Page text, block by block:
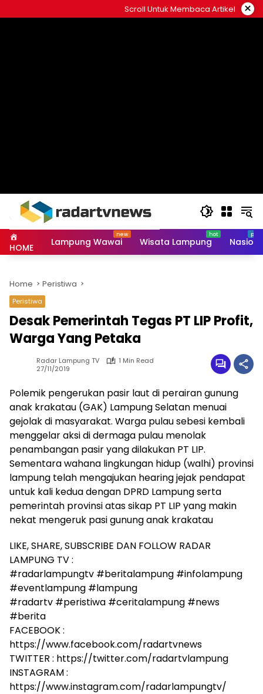
to
Scroll Untuk Membaca Artikel ×
HOME Lampung Wawai Wisata Lampung
Home Peristiwa
Peristiwa
Desak Pemerintah Tegas PT LIP Profit,
Warga Yang Petaka
Radar Lampung TV
1 Min Read
27/11/2019
Polemik pengerukan pasir laut di perairan gunung
anak krakatau (GAK) Lampung Selatan menuai
gejolak di masyarakat. Warga pulau sebesi kembali
menggelar aksi di dermaga pulau menolak
penambangan pasir yang dilakukan PT LIP.
Sementara wahana lingkungan hidup (walhi) provinsi
lampung telah mengajukan hearing jejak pendapat
untuk kali kedua dengan DPRD Lampung serta
pemerintah provinsi atas sikap PT LIP yang makin
nekat mengeruk pasi gunung anak krakatau
LIKE, SHARE, SUBSCRIBE DAN FOLLOW RADAR
LAMPUNG TV :
#radarlampungtv #beritalampung #infolampung
#eventlampung #lampung
#radartv #peristiwa #ceritalampung #news
#berita
FACEBOOK :
https://www.facebook.com/radartvnews
TWITTER : https://twitter.com/radartvlampung
INSTAGRAM :
https://www.instagram.com/radarlampungtv/